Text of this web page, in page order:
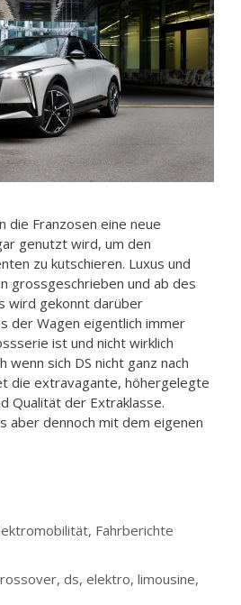
die Franzosen eine neue
genutzt wird, um den
zu kutschieren. Luxus und
grossgeschrieben und ab des
wird gekonnt darüber
der Wagen eigentlich immer
ist und nicht wirklich
wenn sich DS nicht ganz nach
die extravagante, höhergelegte
Qualität der Extraklasse.
aber dennoch mit dem eigenen
, Fahrberichte
, ds, elektro, limousine,